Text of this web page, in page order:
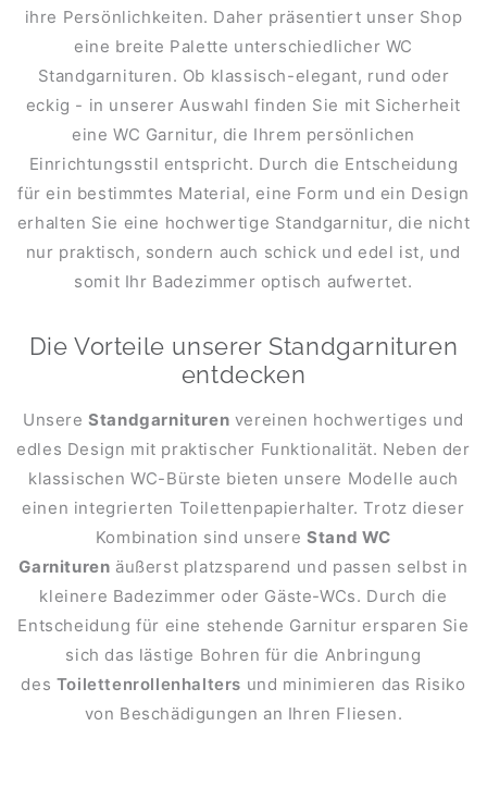
ihre Persönlichkeiten. Daher präsentiert unser Shop
eine breite Palette unterschiedlicher WC
Standgarnituren. Ob klassisch-elegant, rund oder
eckig - in unserer Auswahl finden Sie mit Sicherheit
eine WC Garnitur, die Ihrem persönlichen
Einrichtungsstil entspricht. Durch die Entscheidung
für ein bestimmtes Material, eine Form und ein Design
erhalten Sie eine hochwertige Standgarnitur, die nicht
nur praktisch, sondern auch schick und edel ist, und
somit Ihr Badezimmer optisch aufwertet.
Die Vorteile unserer Standgarnituren
entdecken
UnsereStandgarnituren vereinen hochwertiges und
edles Design mit praktischer Funktionalität. Neben der
klassischen WC-Bürste bieten unsere Modelle auch
einen integrierten Toilettenpapierhalter. Trotz dieser
Kombination sind unsereStand WC
Garnituren äußerst platzsparend und passen selbst in
kleinere Badezimmer oder Gäste-WCs. Durch die
Entscheidung für eine stehende Garnitur ersparen Sie
sich das lästige Bohren für die Anbringung
des Toilettenrollenhalters und minimieren das Risiko
von Beschädigungen an Ihren Fliesen.